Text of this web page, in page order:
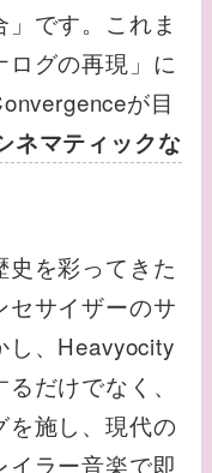
です。これま
グの再現」に
が目
ネマティックな
を彩ってきた
セサイザーのサ
し、Heavyocity
だけでなく、
を施し、現代の
ラー音楽で即